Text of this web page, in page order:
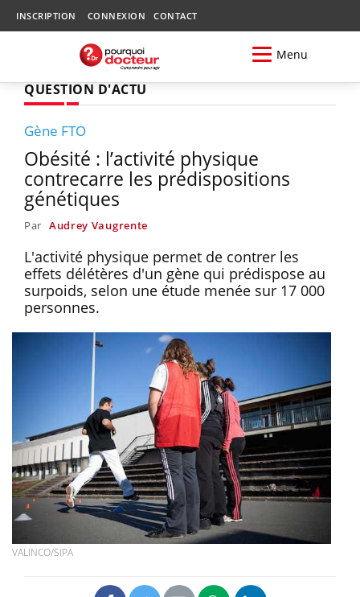
INSCRIPTION CONNEXION CONTACT
Menu
QUESTION D'ACTU
Gène FTO
Obésité : l’activité physique
contrecarre les prédispositions
génétiques
Par Audrey Vaugrente
L'activité physique permet de contrer les
effets délétères d'un gène qui prédispose au
surpoids, selon une étude menée sur 17 000
personnes.
VALINCO/SIPA